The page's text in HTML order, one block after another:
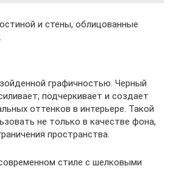
и стены, облицованные
графичностью. Черный
подчеркивает и создает
оттенков в интерьере. Такой
не только в качестве фона,
пространства.
стиле с шелковыми